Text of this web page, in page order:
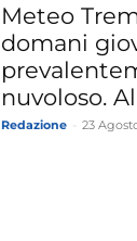
Meteo
domani
nuvoloso.
Redazione 23